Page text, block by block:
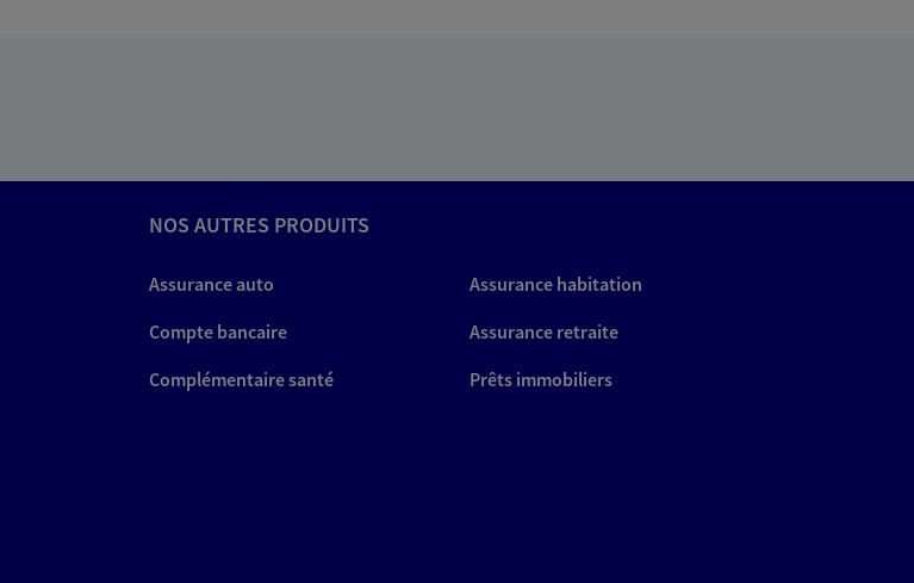
NOS AUTRES PRODUITS
Assurance auto
Assurance habitation
Compte bancaire
Assurance retraite
Complémentaire santé
Prêts immobiliers